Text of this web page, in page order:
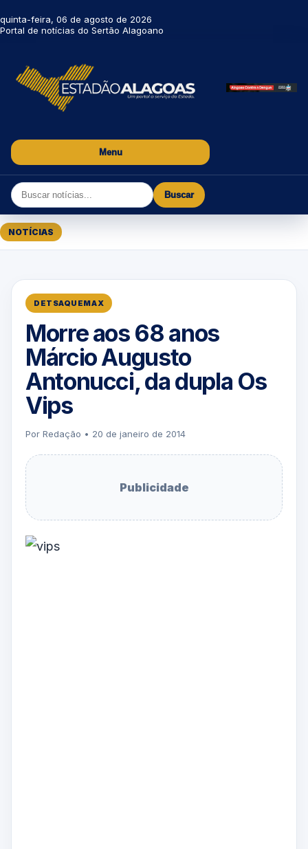
quinta-feira, 06 de agosto de 2026
Portal de notícias do Sertão Alagoano
Menu
Buscar
NOTÍCIAS
DETSAQUEMAX
Morre aos 68 anos
Márcio Augusto
Antonucci, da dupla Os
Vips
Por Redação • 20 de janeiro de 2014
Publicidade